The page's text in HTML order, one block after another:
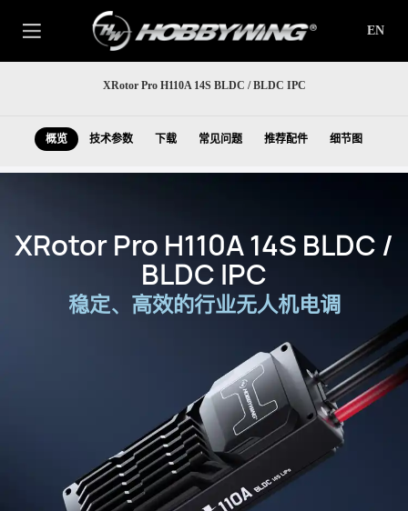
EN
XRotor Pro H110A 14S BLDC / BLDC IPC
概览 技术参数 下载 常见问题 推荐配件 细节图
XRotor Pro H110A 14S BLDC /
BLDC IPC
稳定、高效的行业无人机电调